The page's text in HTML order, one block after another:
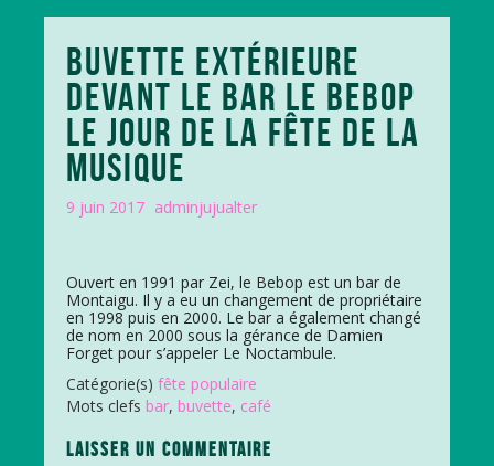
BUVETTE EXTÉRIEURE
DEVANT LE BAR LE BEBOP
LE JOUR DE LA FÊTE DE LA
MUSIQUE
9 juin 2017 adminjujualter
Ouvert en 1991 par Zei, le Bebop est un bar de
Montaigu. Il y a eu un changement de propriétaire
en 1998 puis en 2000. Le bar a également changé
de nom en 2000 sous la gérance de Damien
Forget pour s’appeler Le Noctambule.
Catégorie(s) fête populaire
Mots clefs bar, buvette, café
LAISSER UN COMMENTAIRE